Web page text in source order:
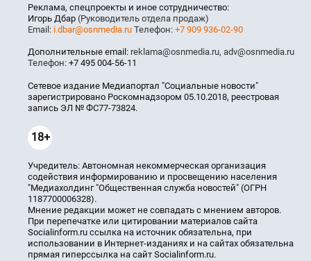
Реклама, спецпроекты и иное сотрудничество:
Игорь Дбар (Руководитель отдела продаж)
Email: i.dbar@osnmedia.ru Телефон: +7 909 936-02-90
Дополнительные email: reklama@osnmedia.ru, adv@osnmedia.ru
Телефон: +7 495 004-56-11
Сетевое издание Медиапортал "Социальные новости"
зарегистрировано Роскомнадзором 05.10.2018, реестровая
запись ЭЛ № ФС77-73824.
18+
Учредитель: Автономная некоммерческая организация
содействия информированию и просвещению населения
"Медиахолдинг "Общественная служба новостей" (ОГРН
1187700006328).
Мнение редакции может не совпадать с мнением авторов.
При перепечатке или цитировании материалов сайта
Socialinform.ru ссылка на источник обязательна, при
использовании в Интернет-изданиях и на сайтах обязательна
прямая гиперссылка на сайт Socialinform.ru.